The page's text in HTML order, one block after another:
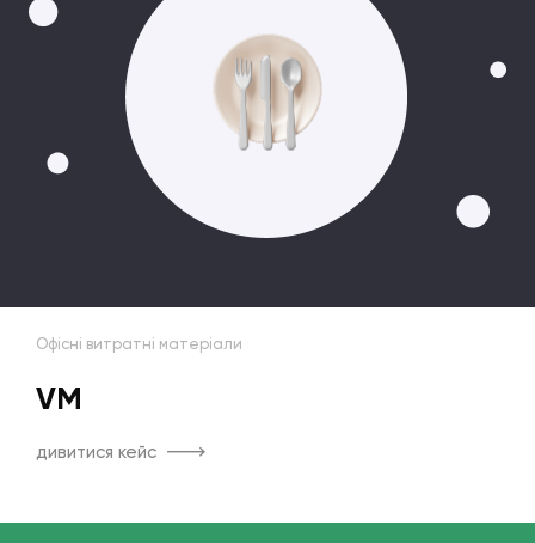
Офісні витратні матеріали
VM
дивитися кейс